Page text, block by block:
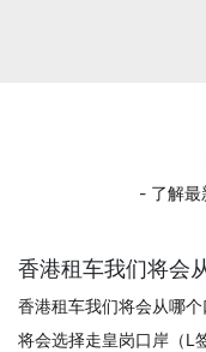
- 了解最
香港租车我们将会
香港租车我们将会从哪
将会选择走皇岗口岸（L